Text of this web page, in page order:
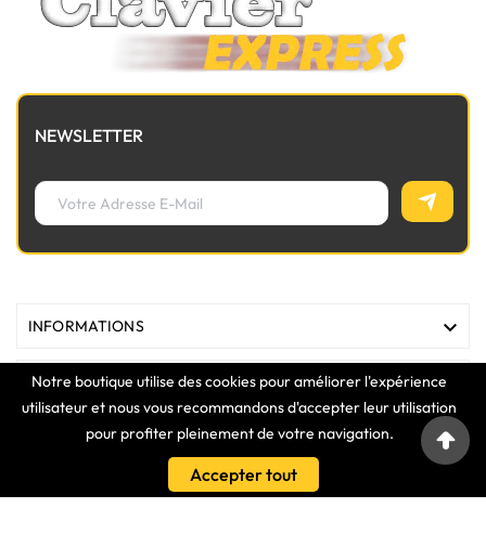
Notre boutique utilise des cookies pour améliorer l'expérience
utilisateur et nous vous recommandons d'accepter leur utilisation
pour profiter pleinement de votre navigation.
Accepter tout
NEWSLETTER
INFORMATIONS 
MAGASIN 

VOTRE COMPTE 